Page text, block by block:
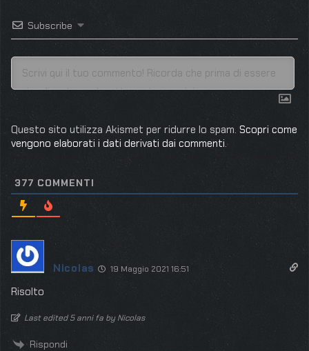
Subscribe
Questo sito utilizza Akismet per ridurre lo spam. Scopri come
vengono elaborati i dati derivati dai commenti.
377 COMMENTI
Nicolas 19 Maggio 2021 16:51
Risolto
Last edited 5 anni fa by Nicolas
Rispondi